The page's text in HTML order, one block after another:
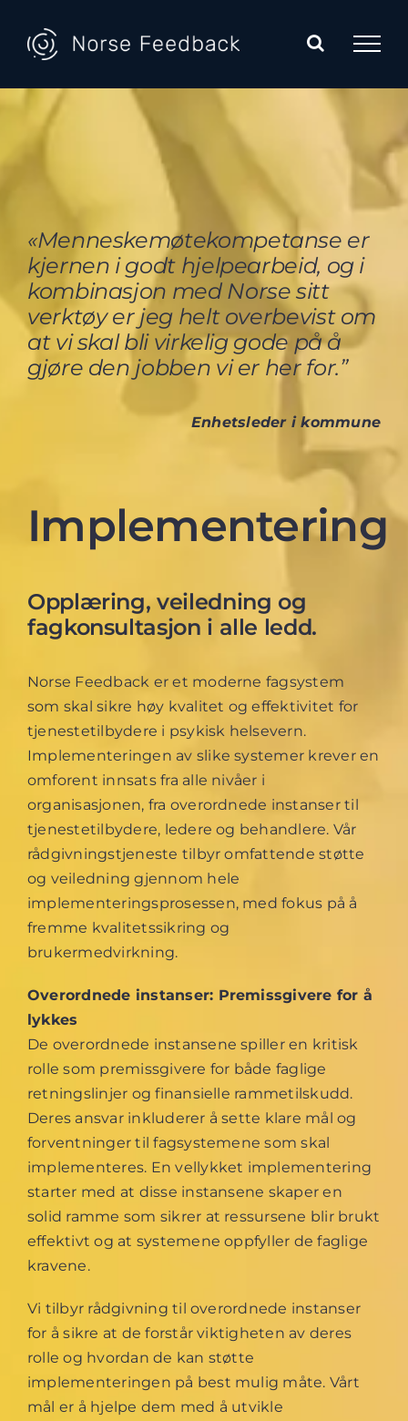
content
«Menneskemøtekompetanse er
kjernen i godt hjelpearbeid, og i
kombinasjon med Norse sitt
verktøy er jeg helt overbevist om
at vi skal bli virkelig gode på å
gjøre den jobben vi er her for.”
Enhetsleder i kommune
Implementering
Opplæring, veiledning og
fagkonsultasjon i alle ledd.
Norse Feedback er et moderne fagsystem
som skal sikre høy kvalitet og effektivitet for
tjenestetilbydere i psykisk helsevern.
Implementeringen av slike systemer krever en
omforent innsats fra alle nivåer i
organisasjonen, fra overordnede instanser til
tjenestetilbydere, ledere og behandlere. Vår
rådgivningstjeneste tilbyr omfattende støtte
og veiledning gjennom hele
implementeringsprosessen, med fokus på å
fremme kvalitetssikring og
brukermedvirkning.
Overordnede instanser: Premissgivere for å
lykkes
De overordnede instansene spiller en kritisk
rolle som premissgivere for både faglige
retningslinjer og finansielle rammetilskudd.
Deres ansvar inkluderer å sette klare mål og
forventninger til fagsystemene som skal
implementeres. En vellykket implementering
starter med at disse instansene skaper en
solid ramme som sikrer at ressursene blir brukt
effektivt og at systemene oppfyller de faglige
kravene.
Vi tilbyr rådgivning til overordnede instanser
for å sikre at de forstår viktigheten av deres
rolle og hvordan de kan støtte
implementeringen på best mulig måte. Vårt
mål er å hjelpe dem med å utvikle